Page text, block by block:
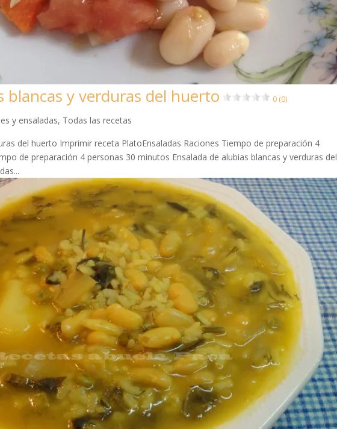
blancas y verduras del huerto 0 (0)
y ensaladas, Todas las recetas
del huerto Imprimir receta PlatoEnsaladas Raciones Tiempo de preparación 4
de preparación 4 personas 30 minutos Ensalada de alubias blancas y verduras del